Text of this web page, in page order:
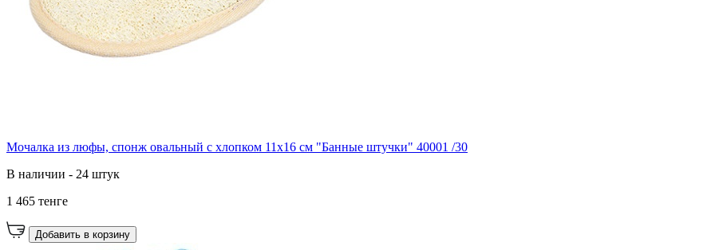
Мочалка из люфы, спонж овальный с хлопком 11х16 см "Банные штучки" 40001 /30
В наличии - 24 штук
1 465 тенге
Добавить в корзину